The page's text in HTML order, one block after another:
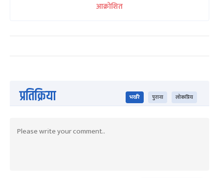
आक्रोशित
प्रतिक्रिया भर्खरै पुराना लोकप्रिय